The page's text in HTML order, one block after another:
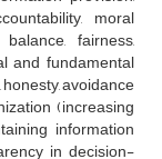
moral
fairness,
and fundamental
avoidance
(increasing
information
in decision-